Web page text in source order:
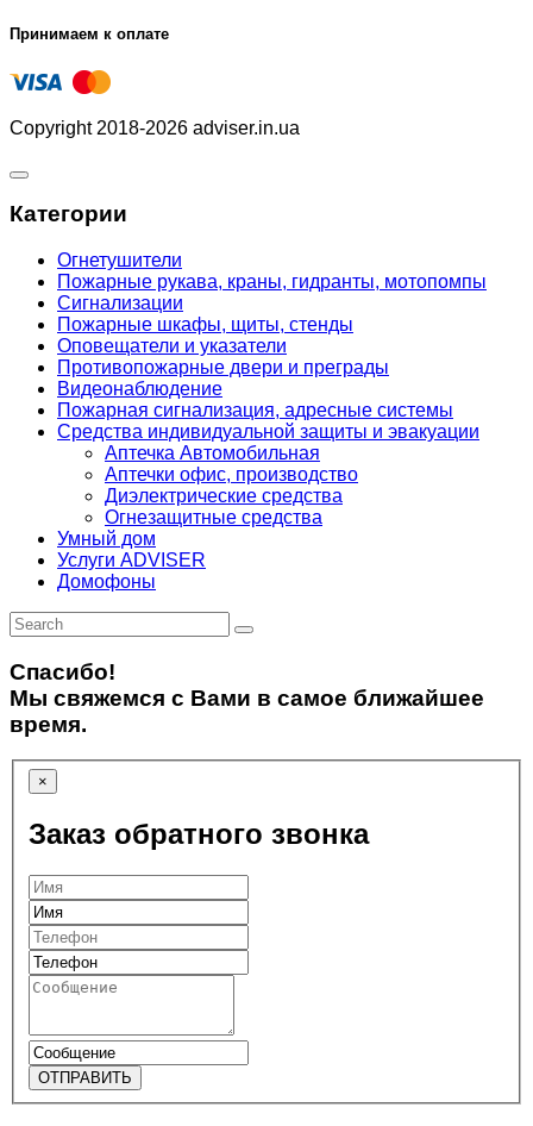
Принимаем к оплате
Copyright 2018-2026 adviser.in.ua
Категории
Огнетушители
Пожарные рукава, краны, гидранты, мотопомпы
Сигнализации
Пожарные шкафы, щиты, стенды
Оповещатели и указатели
Противопожарные двери и преграды
Видеонаблюдение
Пожарная сигнализация, адресные системы
Средства индивидуальной защиты и эвакуации
Аптечка Автомобильная
Аптечки офис, производство
Диэлектрические средства
Огнезащитные средства
Умный дом
Услуги ADVISER
Домофоны
Спасибо!
Мы свяжемся с Вами в самое ближайшее
время.
×
Заказ обратного звонка
ОТПРАВИТЬ